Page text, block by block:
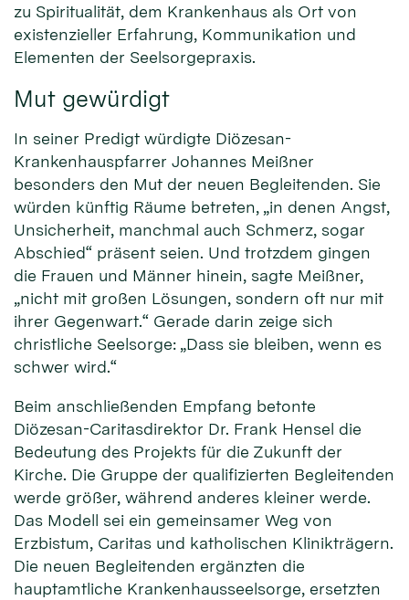
zu Spiritualität, dem Krankenhaus als Ort von
existenzieller Erfahrung, Kommunikation und
Elementen der Seelsorgepraxis.
Mut gewürdigt
In seiner Predigt würdigte Diözesan-
Krankenhauspfarrer Johannes Meißner
besonders den Mut der neuen Begleitenden. Sie
würden künftig Räume betreten, „in denen Angst,
Unsicherheit, manchmal auch Schmerz, sogar
Abschied“ präsent seien. Und trotzdem gingen
die Frauen und Männer hinein, sagte Meißner,
„nicht mit großen Lösungen, sondern oft nur mit
ihrer Gegenwart.“ Gerade darin zeige sich
christliche Seelsorge: „Dass sie bleiben, wenn es
schwer wird.“
Beim anschließenden Empfang betonte
Diözesan-Caritasdirektor Dr. Frank Hensel die
Bedeutung des Projekts für die Zukunft der
Kirche. Die Gruppe der qualifizierten Begleitenden
werde größer, während anderes kleiner werde.
Das Modell sei ein gemeinsamer Weg von
Erzbistum, Caritas und katholischen Klinikträgern.
Die neuen Begleitenden ergänzten die
hauptamtliche Krankenhausseelsorge, ersetzten